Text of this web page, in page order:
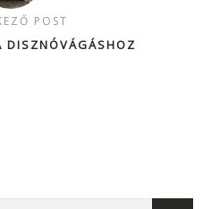
POST
DISZNÓVÁGÁSHOZ